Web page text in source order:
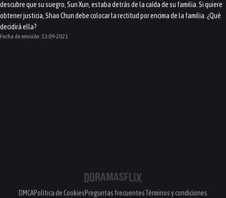
descubre que su suegro, Sun Xun, estaba detrás de la caída de su familia. Si quiere
obtener justicia, Shao Chun debe colocar la rectitud por encima de la familia. ¿Qué
decidirá ella?
Fecha de emisión: 11-09-2021
DMCAPolítica de CookiesPreguntas frecuentesTérminos y condiciones